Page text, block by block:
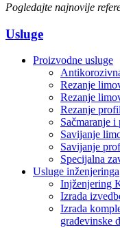
Pogledajte najnovije
Usluge
Proizvodne usluge
Rezanje
Rezanje
Rezanje
Sačmaranje i
Savijanje
Savijanje
Specijalna
Usluge inženjeringa
Injženjering
Izrada
Izrada
građevinske